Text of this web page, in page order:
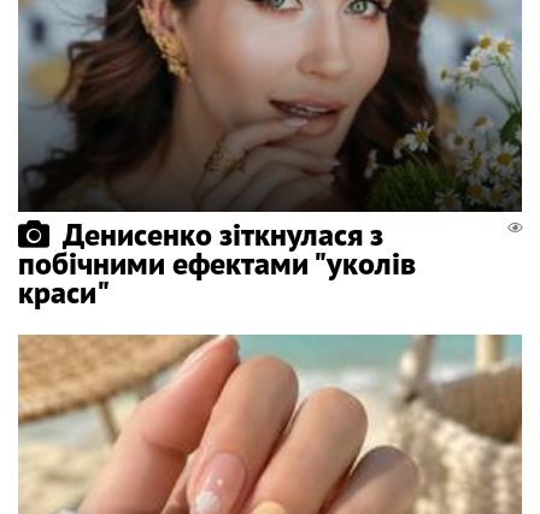
Денисенко зіткнулася з
побічними ефектами "уколів
краси"